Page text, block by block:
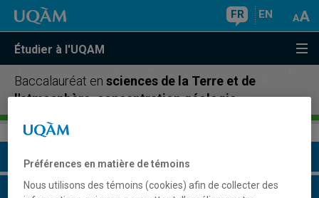
FR EN
Étudier à l'UQAM
Baccalauréat en sciences de la Terre et de
l'atmosphère, concentration géologie
Présentation du programme
Conditions d'admission
Préférences en matière de témoins
Nous utilisons des témoins (cookies) afin de collecter des